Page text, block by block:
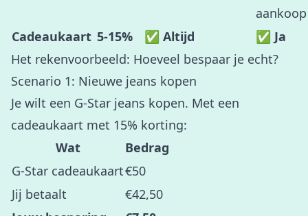
aankoop
Cadeaukaart 5-15% ✅ Altijd
✅ Ja
Het rekenvoorbeeld: Hoeveel bespaar je echt?
Scenario 1: Nieuwe jeans kopen
Je wilt een G-Star jeans kopen. Met een
cadeaukaart met 15% korting:
Wat
Bedrag
G-Star cadeaukaart€50
Jij betaalt
€42,50